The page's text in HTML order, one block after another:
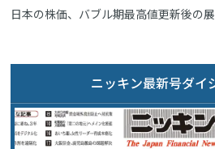
日本の株価、バブル期最高値更新後の
ニッキン最新号ダイ